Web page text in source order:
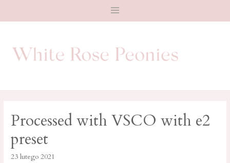
Main
Processed with VSCO with e2
preset
23 lutego 2021